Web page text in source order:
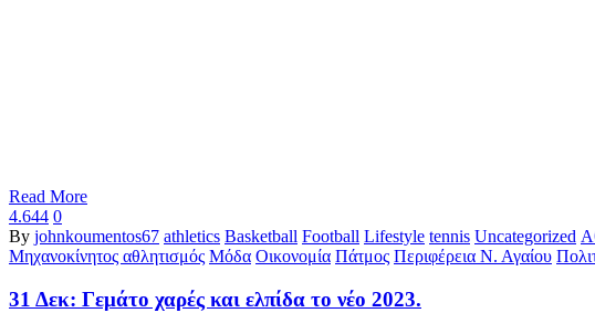
Read More
4.644 0
By johnkoumentos67 athletics Basketball Football Lifestyle tennis Uncategorized
Μηχανοκίνητος αθλητισμός Μόδα Οικονομία Πάτμος Περιφέρεια Ν. Αγαίου
31 Δεκ: Γεμάτο χαρές και ελπίδα το νέο 2023.